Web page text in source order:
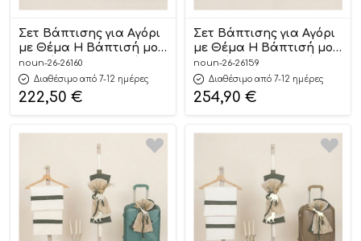
Σετ Βάπτισης για Αγόρι
με Θέμα Η Βάπτισή μου
Εκρού-Μπεζ-Ταμπά
26160
noun-26-26160
Διαθέσιμο από 7-12 ημέρες
222,50 €
Σετ Βάπτισης για Αγόρι
με Θέμα Η Βάπτισή μου
Εκρού-Μπεζ-Ταμπά
26159
noun-26-26159
Διαθέσιμο από 7-12 ημέρες
254,90 €